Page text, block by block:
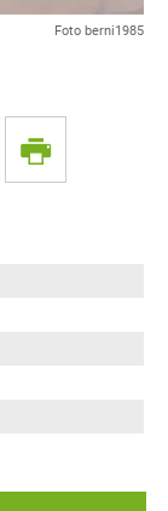
Foto berni1985